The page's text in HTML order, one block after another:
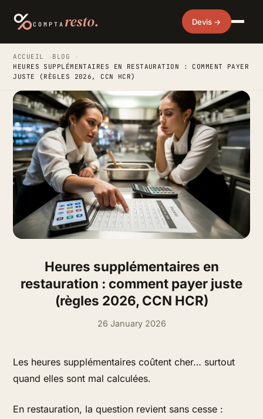
COMPTA resto. Devis →
ACCUEIL › BLOG
›
HEURES SUPPLÉMENTAIRES EN RESTAURATION : COMMENT PAYER
JUSTE (RÈGLES 2026, CCN HCR)
Heures supplémentaires en
restauration : comment payer juste
(règles 2026, CCN HCR)
26 January 2026
Les heures supplémentaires coûtent cher… surtout
quand elles sont mal calculées.
En restauration, la question revient sans cesse :